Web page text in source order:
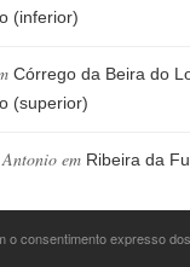
(inferior)
Córrego da Beira do
(superior)
em Ribeira da
consentimento expresso